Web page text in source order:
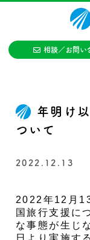
相談／お問い
年明け以
年明け
ついて
2022.12.13
2022年12月
国旅行支援に
な事態が生じ
日より実施す